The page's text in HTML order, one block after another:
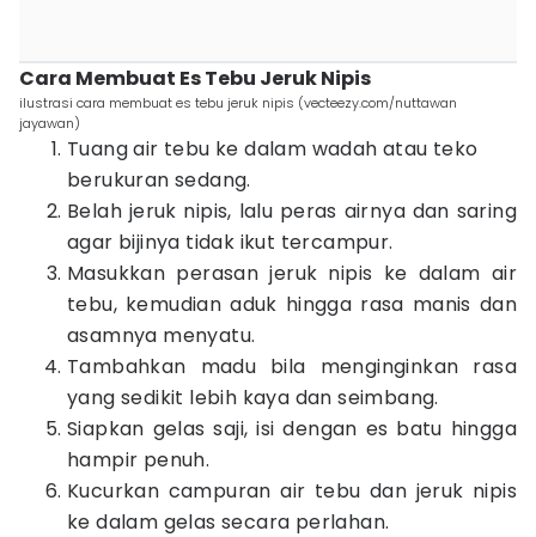
Cara Membuat Es Tebu Jeruk Nipis
ilustrasi cara membuat es tebu jeruk nipis (vecteezy.com/nuttawan
jayawan)
Tuang air tebu ke dalam wadah atau teko
berukuran sedang.
Belah jeruk nipis, lalu peras airnya dan saring
agar bijinya tidak ikut tercampur.
Masukkan perasan jeruk nipis ke dalam air
tebu, kemudian aduk hingga rasa manis dan
asamnya menyatu.
Tambahkan madu bila menginginkan rasa
yang sedikit lebih kaya dan seimbang.
Siapkan gelas saji, isi dengan es batu hingga
hampir penuh.
Kucurkan campuran air tebu dan jeruk nipis
ke dalam gelas secara perlahan.